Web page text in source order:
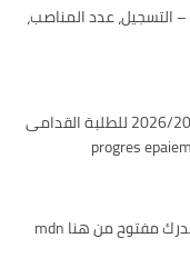
مسابقة الأساتذة 2025 – التسجيل، عدد المناصب،
دفع حقوق التسجيل 2026/2025 للطلبة القدامى
موقع تسجيل الجيش والدرك مفتوح من هنا mdn